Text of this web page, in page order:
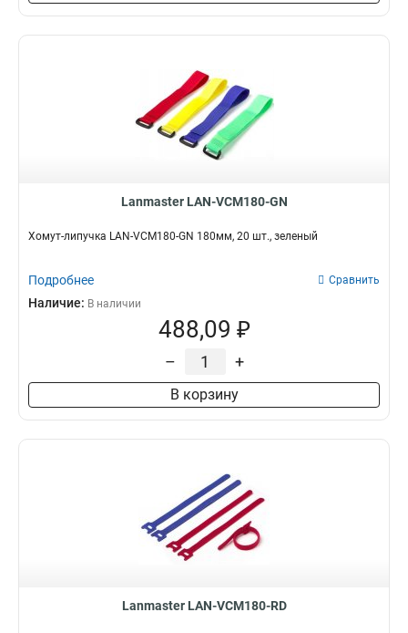
Lanmaster LAN-VCM180-GN
Хомут-липучка LAN-VCM180-GN 180мм, 20 шт., зеленый
Подробнее Сравнить
Наличие: В наличии
488,09 ₽
– +
В корзину
Lanmaster LAN-VCM180-RD